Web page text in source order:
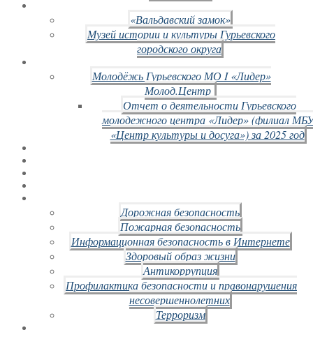
«Вальдавский замок»
Музей истории и культуры Гурьевского
городского округа
Молодёжь Гурьевского МО I «Лидер»
Молод.Центр
Отчет о деятельности Гурьевского
молодежного центра «Лидер» (филиал
«Центр культуры и досуга») за 2025 год
Дорожная безопасность
Пожарная безопасность
Информационная безопасность в Интернете
Здоровый образ жизни
Антикоррупция
Профилактика безопасности и правонарушения
несовершеннолетних
Терроризм